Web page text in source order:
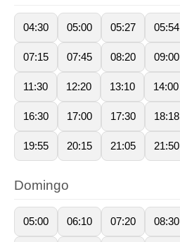
04:30 05:00 05:27 05:54
07:15 07:45 08:20 09:00
11:30 12:20 13:10 14:00
16:30 17:00 17:30 18:18
19:55 20:15 21:05 21:50
Domingo
05:00 06:10 07:20 08:30